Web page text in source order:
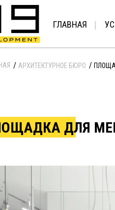
ГЛАВНАЯ
АРХИТЕКТУРНОЕ БЮРО
ДЛЯ